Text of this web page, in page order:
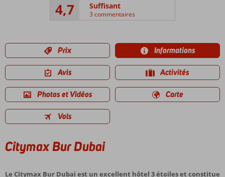
4,7 Suffisant
3 commentaires
Prix Informations
Avis Activités
Photos et Vidéos Carte
Vols
Citymax Bur Dubai
Le Citymax Bur Dubai est un excellent hôtel 3 étoiles et constitue